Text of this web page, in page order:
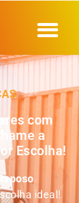
com
a
Escolha!
ideal!